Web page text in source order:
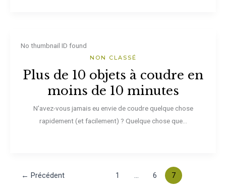
No thumbnail ID found
NON CLASSÉ
Plus de 10 objets à coudre en
moins de 10 minutes
N'avez-vous jamais eu envie de coudre quelque chose
rapidement (et facilement) ? Quelque chose que...
← Précédent 1 … 6 7